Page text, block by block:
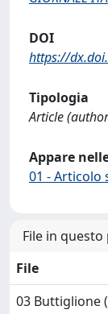
DOI
https://
Tipologia
Article
Appare
01 - Articolo
File in
File
03 Buttiglione